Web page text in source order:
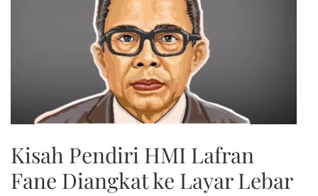
Kisah Pendiri HMI Lafran
Fane Diangkat ke Layar Lebar